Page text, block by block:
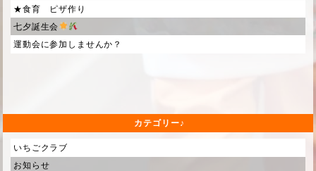
★食育 ピザ作り
七夕誕生会
運動会に参加しませんか？
カテゴリー
いちごクラブ
お知らせ